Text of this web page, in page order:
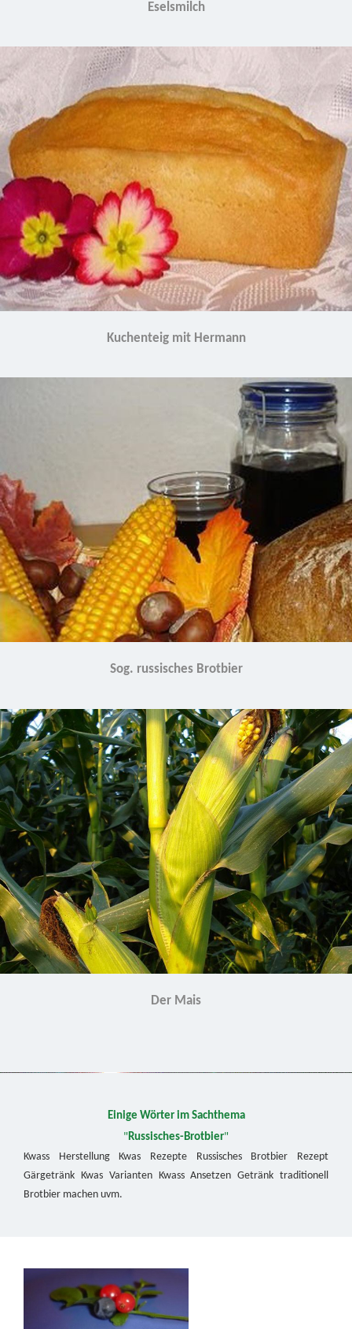
Eselsmilch
Kuchenteig mit Hermann
Sog. russisches Brotbier
Der Mais
Einige Wörter im Sachthema
"Russisches-Brotbier"
Kwass Herstellung Kwas Rezepte Russisches Brotbier Rezept
Gärgetränk Kwas Varianten Kwass Ansetzen Getränk traditionell
Brotbier machen uvm.